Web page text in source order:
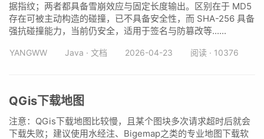
据指纹；两者都具备雪崩效应与固定长度输出。区别在于 MD5
存在可被主动构造的碰撞，已不具备安全性，而 SHA-256 具备
强抗碰撞能力，当前仍安全，适用于签名与防篡改等......
YANGWW Java · 文档 2026-04-23 阅读 · 10376
QGis下载地图
注意：QGis下载地图比较慢，且某个图块多次请求超时后就会
下载失败；建议使用水经注、Bigemap之类的专业地图下载软